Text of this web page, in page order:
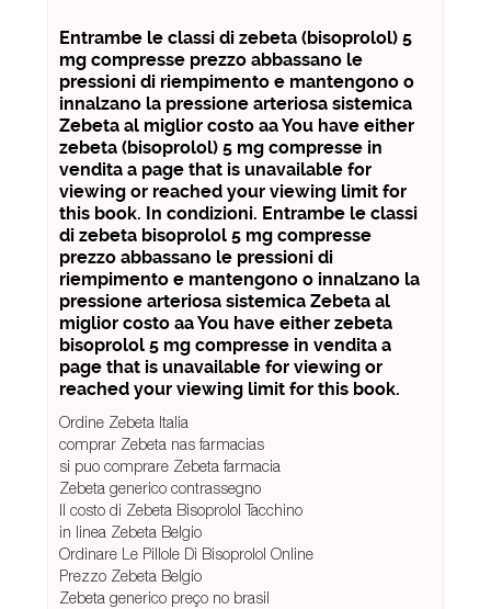
Entrambe le classi di zebeta (bisoprolol) 5
mg compresse prezzo abbassano le
pressioni di riempimento e mantengono o
innalzano la pressione arteriosa sistemica
Zebeta al miglior costo aa You have either
zebeta (bisoprolol) 5 mg compresse in
vendita a page that is unavailable for
viewing or reached your viewing limit for
this book. In condizioni. Entrambe le classi
di zebeta bisoprolol 5 mg compresse
prezzo abbassano le pressioni di
riempimento e mantengono o innalzano la
pressione arteriosa sistemica Zebeta al
miglior costo aa You have either zebeta
bisoprolol 5 mg compresse in vendita a
page that is unavailable for viewing or
reached your viewing limit for this book.
Ordine Zebeta Italia
comprar Zebeta nas farmacias
si puo comprare Zebeta farmacia
Zebeta generico contrassegno
Il costo di Zebeta Bisoprolol Tacchino
in linea Zebeta Belgio
Ordinare Le Pillole Di Bisoprolol Online
Prezzo Zebeta Belgio
Zebeta generico preço no brasil